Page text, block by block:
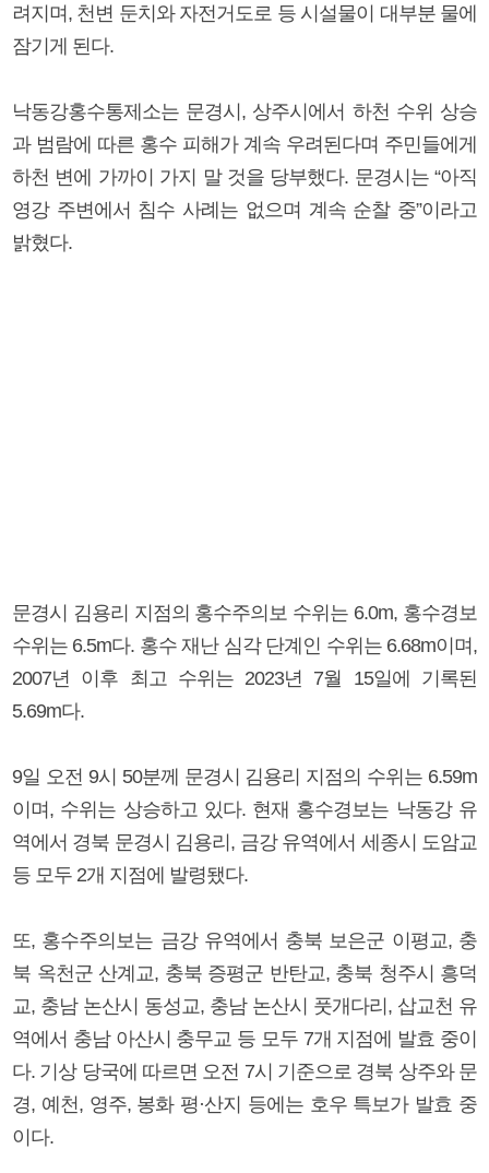
려지며, 천변 둔치와 자전거도로 등 시설물이 대부분 물에
잠기게 된다.
낙동강홍수통제소는 문경시, 상주시에서 하천 수위 상승
과 범람에 따른 홍수 피해가 계속 우려된다며 주민들에게
하천 변에 가까이 가지 말 것을 당부했다. 문경시는 “아직
영강 주변에서 침수 사례는 없으며 계속 순찰 중”이라고
밝혔다.
문경시 김용리 지점의 홍수주의보 수위는 6.0m, 홍수경보
수위는 6.5m다. 홍수 재난 심각 단계인 수위는 6.68m이며,
2007년 이후 최고 수위는 2023년 7월 15일에 기록된
5.69m다.
9일 오전 9시 50분께 문경시 김용리 지점의 수위는 6.59m
이며, 수위는 상승하고 있다. 현재 홍수경보는 낙동강 유
역에서 경북 문경시 김용리, 금강 유역에서 세종시 도암교
등 모두 2개 지점에 발령됐다.
또, 홍수주의보는 금강 유역에서 충북 보은군 이평교, 충
북 옥천군 산계교, 충북 증평군 반탄교, 충북 청주시 흥덕
교, 충남 논산시 동성교, 충남 논산시 풋개다리, 삽교천 유
역에서 충남 아산시 충무교 등 모두 7개 지점에 발효 중이
다. 기상 당국에 따르면 오전 7시 기준으로 경북 상주와 문
경, 예천, 영주, 봉화 평·산지 등에는 호우 특보가 발효 중
이다.